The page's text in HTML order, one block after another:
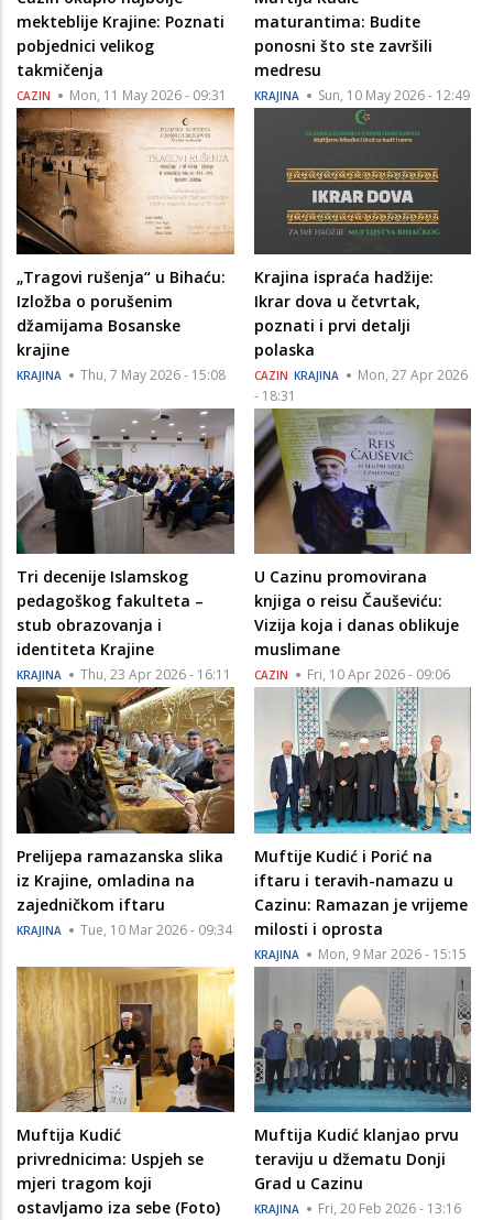
mekteblije Krajine: Poznati
pobjednici velikog
takmičenja
CAZIN Mon, 11 May 2026 - 09:31
maturantima: Budite
ponosni što ste završili
medresu
KRAJINA Sun, 10 May 2026 - 12:49
„Tragovi rušenja“ u Bihaću:
Izložba o porušenim
džamijama Bosanske
krajine
KRAJINA Thu, 7 May 2026 - 15:08
Krajina ispraća hadžije:
Ikrar dova u četvrtak,
poznati i prvi detalji
polaska
CAZIN KRAJINA
Mon, 27 Apr 2026
- 18:31
Tri decenije Islamskog
pedagoškog fakulteta –
stub obrazovanja i
identiteta Krajine
KRAJINA Thu, 23 Apr 2026 - 16:11
U Cazinu promovirana
knjiga o reisu Čauševiću:
Vizija koja i danas oblikuje
muslimane
CAZIN Fri, 10 Apr 2026 - 09:06
Prelijepa ramazanska slika
iz Krajine, omladina na
zajedničkom iftaru
KRAJINA Tue, 10 Mar 2026 - 09:34
Muftije Kudić i Porić na
iftaru i teravih-namazu u
Cazinu: Ramazan je vrijeme
milosti i oprosta
KRAJINA Mon, 9 Mar 2026 - 15:15
Muftija Kudić
privrednicima: Uspjeh se
mjeri tragom koji
ostavljamo iza sebe (Foto)
Muftija Kudić klanjao prvu
teraviju u džematu Donji
Grad u Cazinu
KRAJINA Fri, 20 Feb 2026 - 13:16